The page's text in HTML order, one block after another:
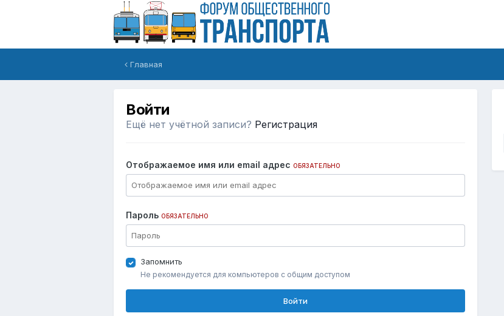
Главная
Войти
Ещё нет учётной записи? Регистрация
Отображаемое имя или email адрес ОБЯЗАТЕЛЬНО
Пароль ОБЯЗАТЕЛЬНО
Запомнить
Не рекомендуется для компьютеров с общим доступом
Войти